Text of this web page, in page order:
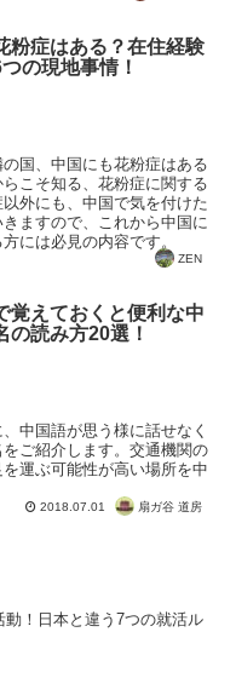
粉症はある？在住経験
の現地事情！
国、中国にも花粉症はある
こそ知る、花粉症に関する
外にも、中国で気を付けた
ますので、これから中国に
には必見の内容です。
ZEN
覚えておくと便利な中
の読み方20選！
中国語が思う様に話せなく
ご紹介します。交通機関の
運ぶ可能性が高い場所を中
2018.07.01 扇ガ谷 道房
動！日本と違う7つの就活ル